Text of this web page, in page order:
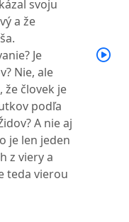
svoju
a že
Je
Nie, ale
že človek je
podľa
A nie aj
je len jeden
z viery a
teda vierou